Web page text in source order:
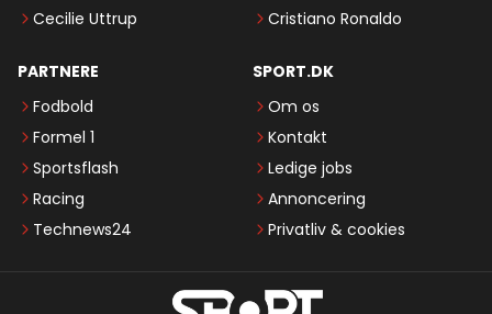
Cecilie Uttrup
Cristiano Ronaldo
PARTNERE
Fodbold
Formel 1
Sportsflash
Racing
Technews24
SPORT.DK
Om os
Kontakt
Ledige jobs
Annoncering
Privatliv & cookies